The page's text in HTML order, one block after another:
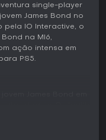
single-player
James Bond no
pela IO Interactive, o
na MI6,
ação intensa em
PS5.